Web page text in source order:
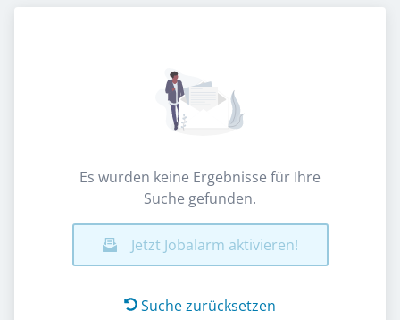
Es wurden keine Ergebnisse für Ihre
Suche gefunden.
Jetzt Jobalarm aktivieren!
Suche zurücksetzen